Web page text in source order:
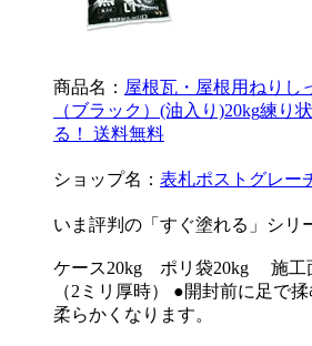
商品名： 屋根瓦・屋根用ねりし
（ブラック）(油入り)20kg練り
る！ 送料無料
ショップ名： 表札ポストグレー
いま評判の「すぐ塗れる」シリ
ケース20kg ポリ袋20kg 施工
（2ミリ厚時） ●開封前に足で
柔らかくなります。